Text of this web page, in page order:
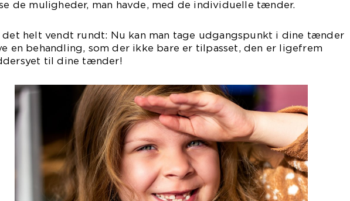
de muligheder, man havde, med de individuelle tænder.
det helt vendt rundt: Nu kan man tage udgangspunkt i dine tænder
en behandling, som der ikke bare er tilpasset, den er ligefrem
til dine tænder!